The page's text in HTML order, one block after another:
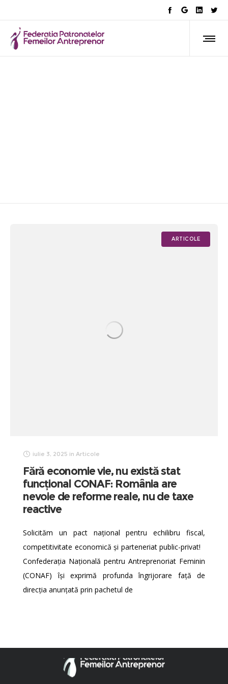
ARTICOLE
iulie 3, 2025 in Articole
Fără economie vie, nu există stat
funcțional CONAF: România are
nevoie de reforme reale, nu de taxe
reactive
Solicităm un pact național pentru echilibru fiscal,
competitivitate economică și parteneriat public-privat!
Confederația Națională pentru Antreprenoriat Feminin
(CONAF) își exprimă profunda îngrijorare față de
direcția anunțată prin pachetul de